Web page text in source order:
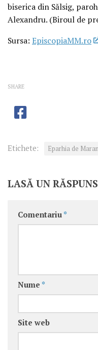
biserica din Sălsig,
Alexandru. (Biroul de
Sursa: EpiscopiaMM.ro
SHARE
Etichete: Eparhia de
LASĂ UN RĂSPUNS
Comentariu *
Nume *
Site web